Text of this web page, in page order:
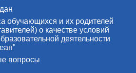
обучающихся и их родителей
о качестве условий
деятельности
вопросы